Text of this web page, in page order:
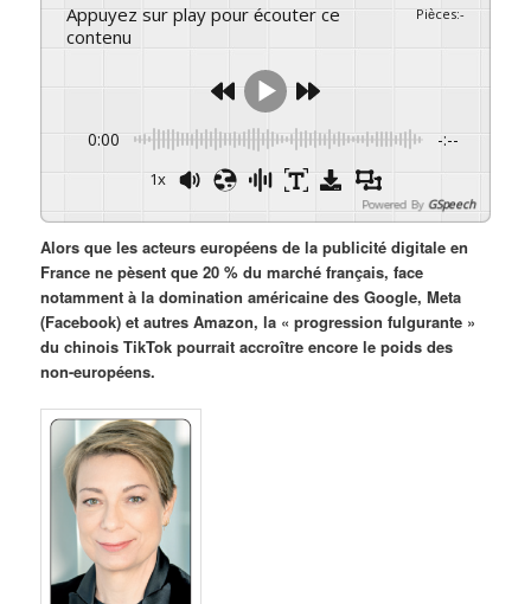
Appuyez sur play pour écouter ce
contenu
Pièces:-
0:00 -:--
1x
Powered By GSpeech
Alors que les acteurs européens de la publicité digitale en
France ne pèsent que 20 % du marché français, face
notamment à la domination américaine des Google, Meta
(Facebook) et autres Amazon, la « progression fulgurante »
du chinois TikTok pourrait accroître encore le poids des
non-européens.